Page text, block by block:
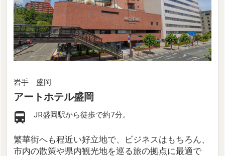
岩手 盛岡
アートホテル盛岡
JR盛岡駅から徒歩で約7分。
繁華街へも程近い好立地で、ビジネスはもちろん、
市内の散策や県内観光地を巡る旅の拠点に最適で